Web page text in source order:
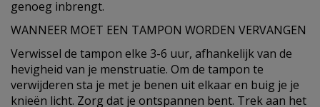
genoeg inbrengt.
WANNEER MOET EEN TAMPON WORDEN VERVANGEN
Verwissel de tampon elke 3-6 uur, afhankelijk van de
hevigheid van je menstruatie. Om de tampon te
verwijderen sta je met je benen uit elkaar en buig je je
knieën licht. Zorg dat je ontspannen bent. Trek aan het